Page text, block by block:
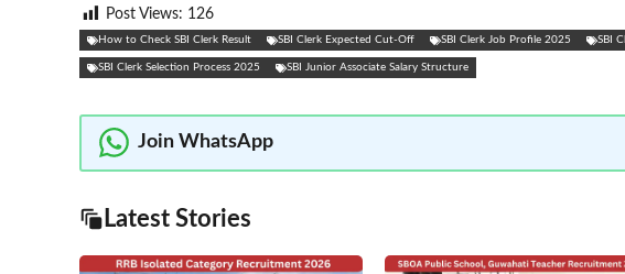
Post Views: 126
How to Check SBI Clerk Result SBI Clerk Expected Cut-Off SBI Clerk Job Profile 2025 SBI
SBI Clerk Selection Process 2025 SBI Junior Associate Salary Structure
Join WhatsApp
Latest Stories